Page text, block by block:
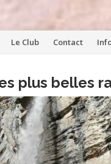
Aller
contenu
Le Club Contact
plus belles